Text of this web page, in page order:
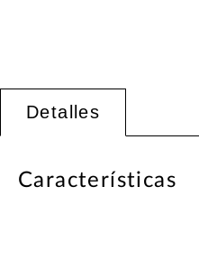
Detalles
Características